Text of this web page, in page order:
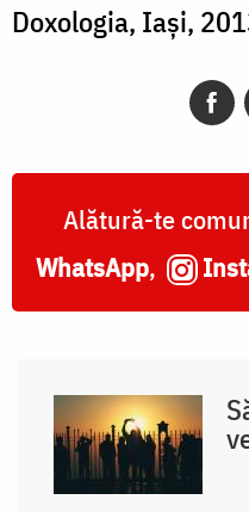
Doxologia, Iași,
Alătură-te
WhatsApp,